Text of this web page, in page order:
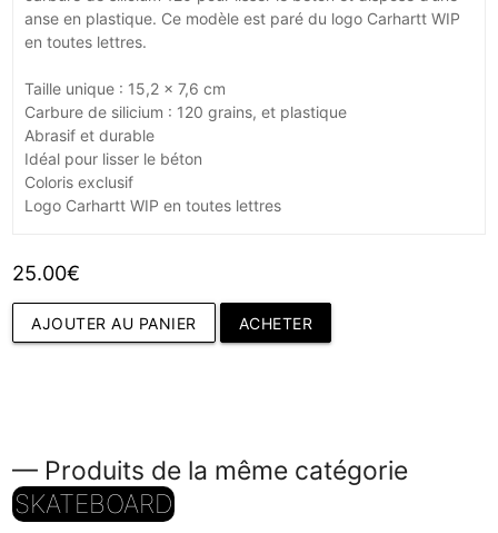
anse en plastique. Ce modèle est paré du logo Carhartt WIP
en toutes lettres.
Taille unique : 15,2 x 7,6 cm
Carbure de silicium : 120 grains, et plastique
Abrasif et durable
Idéal pour lisser le béton
Coloris exclusif
Logo Carhartt WIP en toutes lettres
25.00€
AJOUTER AU PANIER ACHETER
— Produits de la même catégorie
SKATEBOARD